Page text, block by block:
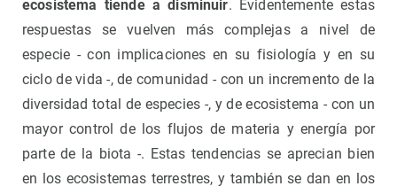
ecosistema tiende a disminuir. Evidentemente estas
respuestas se vuelven más complejas a nivel de
especie - con implicaciones en su fisiología y en su
ciclo de vida -, de comunidad - con un incremento de la
diversidad total de especies -, y de ecosistema - con un
mayor control de los flujos de materia y energía por
parte de la biota -. Estas tendencias se aprecian bien
en los ecosistemas terrestres, y también se dan en los